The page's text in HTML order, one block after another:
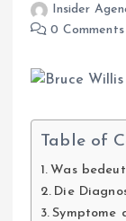
Insider
0 Comments
Table of
Was
Die
Symptome